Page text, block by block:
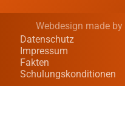
Webdesign made by
Datenschutz
Impressum
Fakten
Schulungskonditionen